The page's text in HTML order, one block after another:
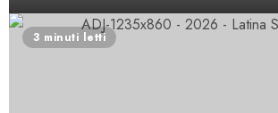
3 minuti letti